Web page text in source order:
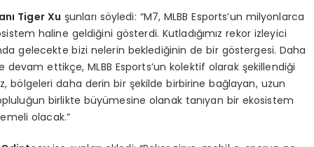
Tiger Xu şunları söyledi: “M7, MLBB Esports’un milyonlarca
haline geldiğini gösterdi. Kutladığımız rekor izleyici
gelecekte bizi nelerin beklediğinin de bir göstergesi. Daha
ettikçe, MLBB Esports’un kolektif olarak şekillendiği
bölgeleri daha derin bir şekilde birbirine bağlayan, uzun
birlikte büyümesine olanak tanıyan bir ekosistem
olacak.”